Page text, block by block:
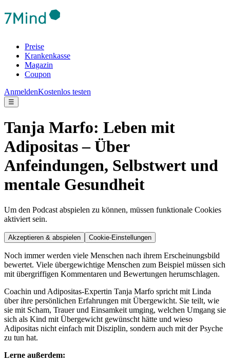
Preise
Krankenkasse
Magazin
Coupon
AnmeldenKostenlos testen
☰
Tanja Marfo: Leben mit
Adipositas – Über
Anfeindungen, Selbstwert und
mentale Gesundheit
Um den Podcast abspielen zu können, müssen funktionale Cookies
aktiviert sein.
Akzeptieren & abspielen Cookie-Einstellungen
Noch immer werden viele Menschen nach ihrem Erscheinungsbild
bewertet. Viele übergewichtige Menschen zum Beispiel müssen sich
mit übergriffigen Kommentaren und Bewertungen herumschlagen.
Coachin und Adipositas-Expertin Tanja Marfo spricht mit Linda
über ihre persönlichen Erfahrungen mit Übergewicht. Sie teilt, wie
sie mit Scham, Trauer und Einsamkeit umging, welchen Umgang sie
sich als Kind mit Übergewicht gewünscht hätte und wieso
Adipositas nicht einfach mit Disziplin, sondern auch mit der Psyche
zu tun hat.
Lerne außerdem: